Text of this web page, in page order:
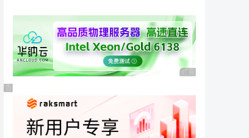
广告 商业广告，理性
广告 商业广告，理性选择